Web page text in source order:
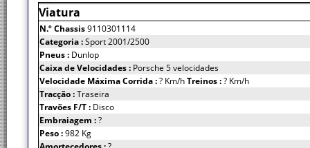
Viatura
N.º Chassis9110301114
Categoria :Sport 2001/2500
Pneus : Dunlop
Caixa de Velocidades : Porsche 5 velocidades
Velocidade Máxima Corrida :? Km/hTreinos :? Km/h
Tracção :Traseira
Travões F/T : Disco
Embraiagem :?
Peso :982 Kg